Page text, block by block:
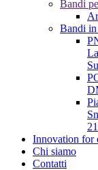
Bandi
Bandi in
Innovation for
Chi siamo
Contatti